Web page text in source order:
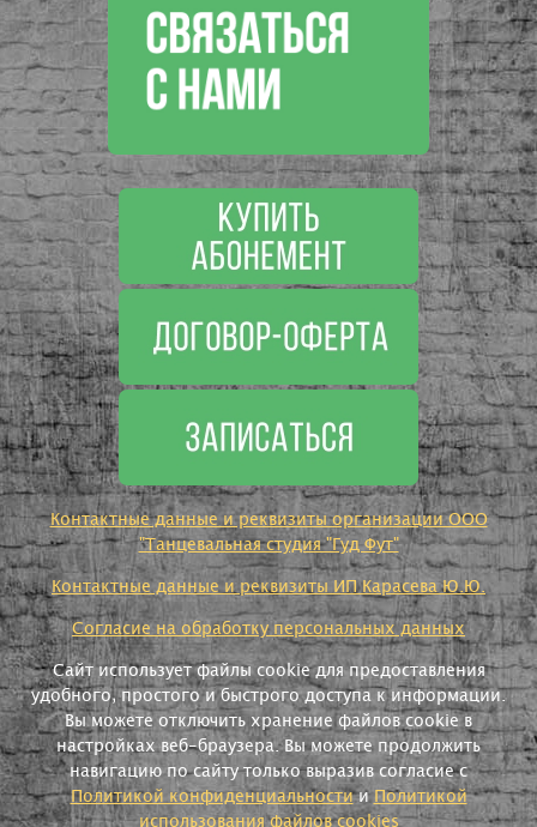
Контактные данные и реквизиты организации ООО
"Танцевальная студия "Гуд Фут"
Контактные данные и реквизиты ИП Карасева Ю.Ю.
Согласие на обработку персональных данных
Сайт использует файлы cookie для предоставления
удобного, простого и быстрого доступа к информации.
Вы можете отключить хранение файлов cookie в
настройках веб-браузера. Вы можете продолжить
навигацию по сайту только выразив согласие с
Политикой конфиденциальностии Политикой
использования файлов cookies